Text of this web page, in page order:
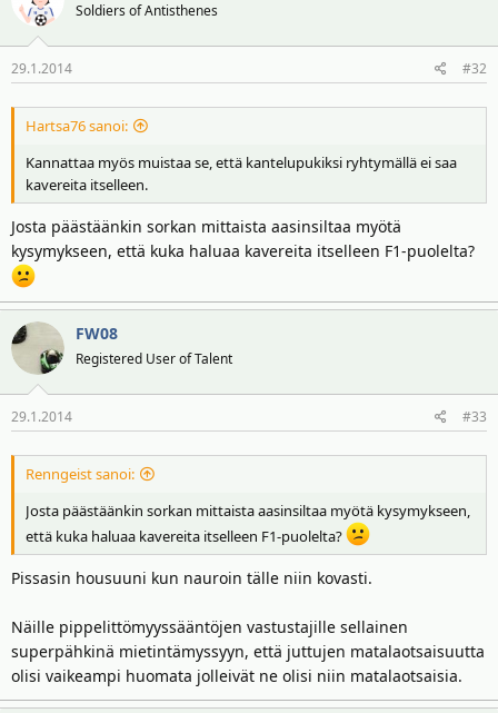
Soldiers of Antisthenes
29.1.2014 #32
Hartsa76 sanoi:
Kannattaa myös muistaa se, että kantelupukiksi ryhtymällä ei saa
kavereita itselleen.
Josta päästäänkin sorkan mittaista aasinsiltaa myötä
kysymykseen, että kuka haluaa kavereita itselleen F1-puolelta?
FW08
Registered User of Talent
29.1.2014 #33
Renngeist sanoi:
Josta päästäänkin sorkan mittaista aasinsiltaa myötä kysymykseen,
että kuka haluaa kavereita itselleen F1-puolelta?
Pissasin housuuni kun nauroin tälle niin kovasti.
Näille pippelittömyyssääntöjen vastustajille sellainen
superpähkinä mietintämyssyyn, että juttujen matalaotsaisuutta
olisi vaikeampi huomata jolleivät ne olisi niin matalaotsaisia.